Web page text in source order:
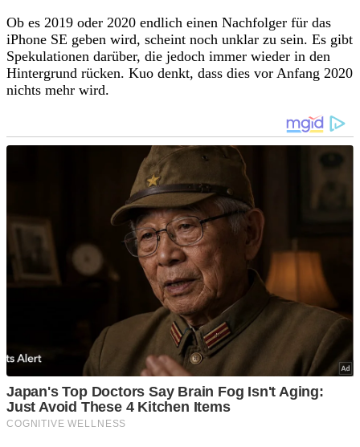
Ob es 2019 oder 2020 endlich einen Nachfolger für das
iPhone SE geben wird, scheint noch unklar zu sein. Es gibt
Spekulationen darüber, die jedoch immer wieder in den
Hintergrund rücken. Kuo denkt, dass dies vor Anfang 2020
nichts mehr wird.